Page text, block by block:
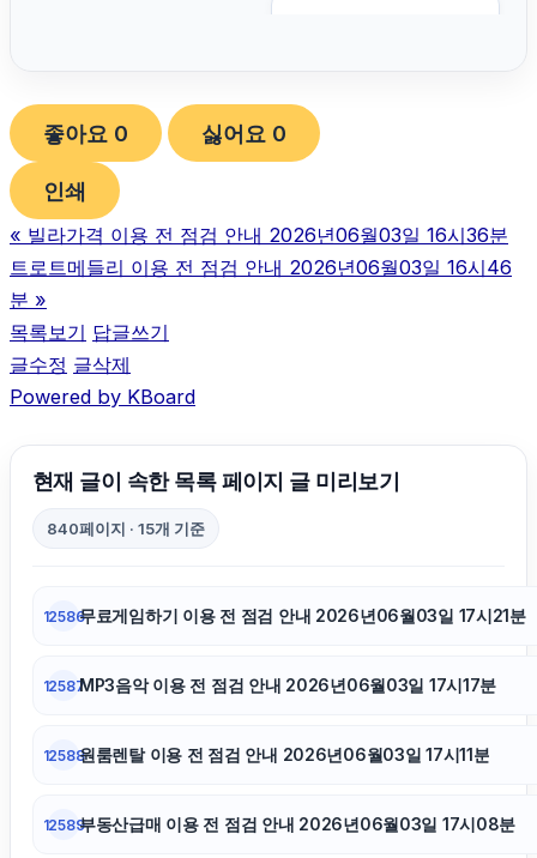
안산피부과
이혼변호사
아고다할인코드
동작구하수구막힘
야구반티
좋아요 0 싫어요 0
인쇄
« 빌라가격 이용 전 점검 안내 2026년06월03일 16시36분
트로트메들리 이용 전 점검 안내 2026년06월03일 16시46
분 »
목록보기 답글쓰기
글수정 글삭제
Powered by KBoard
현재 글이 속한 목록 페이지 글 미리보기
840페이지 · 15개 기준
12586무료게임하기 이용 전 점검 안내 2026년06월03일 17시21분
12587MP3음악 이용 전 점검 안내 2026년06월03일 17시17분
12588원룸렌탈 이용 전 점검 안내 2026년06월03일 17시11분
12589부동산급매 이용 전 점검 안내 2026년06월03일 17시08분